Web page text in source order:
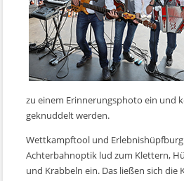
zu einem Erinnerungsphoto ein und
geknuddelt werden.
Wettkampftool und
Achterbahnoptik lud zum Klettern,
und Krabbeln ein. Das ließen sich die